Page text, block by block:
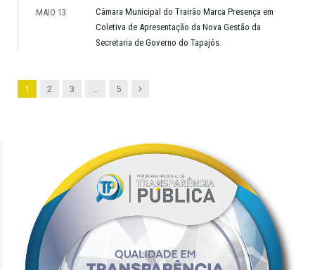
MAIO 13
Câmara Municipal do Trairão Marca Presença em
Coletiva de Apresentação da Nova Gestão da
Secretaria de Governo do Tapajós.
1 2 3 … 5 Next